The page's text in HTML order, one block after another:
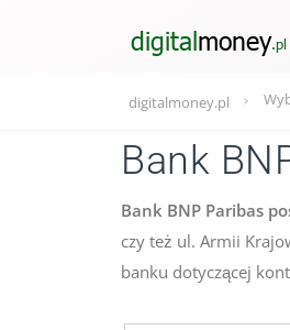
digitalmoney.pl
Bank
Bank BNP Paribas
czy też ul. Armii
banku dotyczącej